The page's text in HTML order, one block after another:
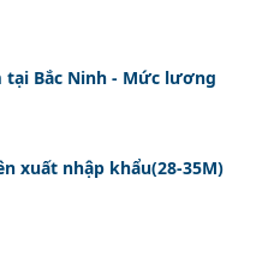
tại Bắc Ninh - Mức lương
xuất nhập khẩu(28-35M)